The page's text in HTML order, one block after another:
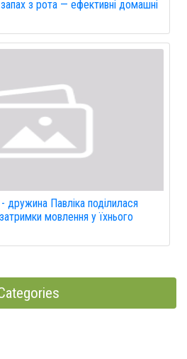
з рота — ефективні домашні
Павліка поділилася
мовлення у їхнього